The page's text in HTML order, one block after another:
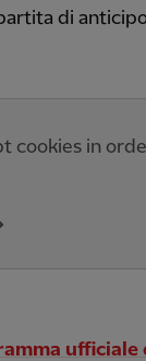
di
cookies in
ufficiale